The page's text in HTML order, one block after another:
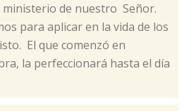
de nuestro Señor.
para aplicar en la vida de los
El que comenzó en
la perfeccionará hasta el día